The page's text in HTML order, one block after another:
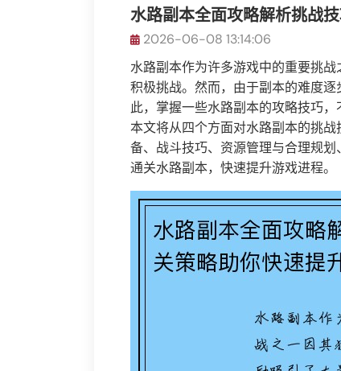
水路副本全面攻略解析挑战
2026-06-08 13:14:06
水路副本作为许多游戏中的重要挑
积极挑战。然而，由于副本的难度
此，掌握一些水路副本的攻略技巧
本文将从四个方面对水路副本的挑
备、战斗技巧、资源管理与合理规
通关水路副本，快速提升游戏进程。